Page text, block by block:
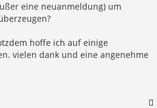
eine neuanmeldung) um
hoffe ich auf einige
vielen dank und eine angenehme